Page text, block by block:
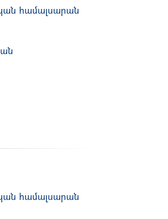
համալսարան
համալսարան